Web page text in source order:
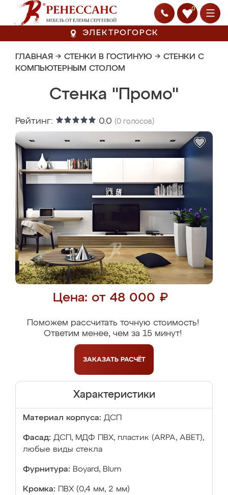
0
ЭЛЕКТРОГОРСК
ГЛАВНАЯ → СТЕНКИ В ГОСТИНУЮ → СТЕНКИ С
КОМПЬЮТЕРНЫМ СТОЛОМ
Стенка "Промо"
Рейтинг: 0.0 (0 голосов)
Цена: от 48 000 ₽
Поможем рассчитать точную стоимость!
Ответим менее, чем за 15 минут!
ЗАКАЗАТЬ РАСЧЁТ
Характеристики
Материал корпуса: ДСП
Фасад: ДСП, МДФ ПВХ, пластик (ARPA, ABET),
любые виды стекла
Фурнитура: Boyard, Blum
Кромка: ПВХ (0,4 мм, 2 мм)